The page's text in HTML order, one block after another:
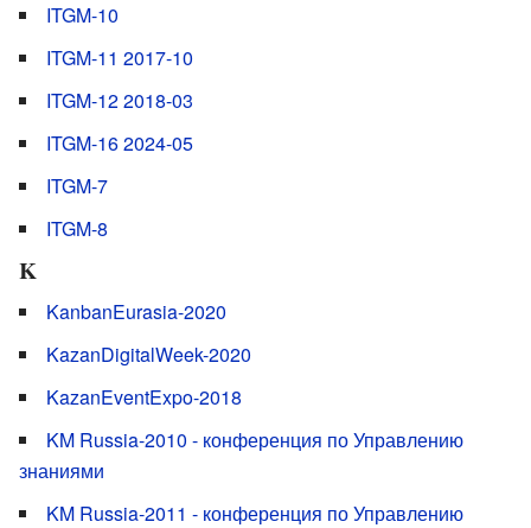
ITGM-10
ITGM-11 2017-10
ITGM-12 2018-03
ITGM-16 2024-05
ITGM-7
ITGM-8
K
KanbanEurasia-2020
KazanDigitalWeek-2020
KazanEventExpo-2018
KM Russia-2010 - конференция по Управлению
знаниями
KM Russia-2011 - конференция по Управлению